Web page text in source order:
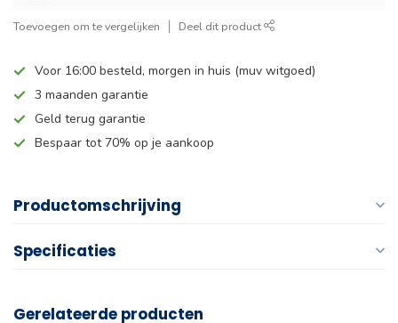
Toevoegen om te vergelijken Deel dit product
Voor 16:00 besteld, morgen in huis (muv witgoed)
3 maanden garantie
Geld terug garantie
Bespaar tot 70% op je aankoop
Productomschrijving
Specificaties
Gerelateerde producten